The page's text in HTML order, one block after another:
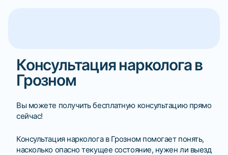
Консультация нарколога в
Грозном
Вы можете получить бесплатную консультацию прямо
сейчас!
Консультация нарколога в Грозном помогает понять,
насколько опасно текущее состояние, нужен ли выезд